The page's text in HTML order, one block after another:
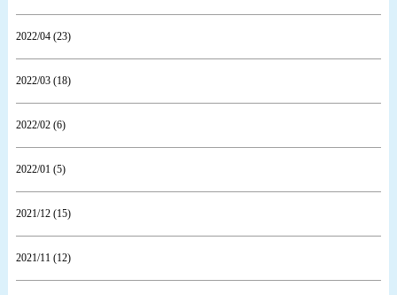
2022/04 (23)
2022/03 (18)
2022/02 (6)
2022/01 (5)
2021/12 (15)
2021/11 (12)